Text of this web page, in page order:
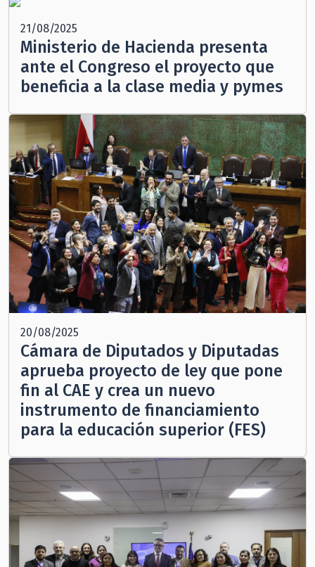
21/08/2025
Ministerio de Hacienda presenta
ante el Congreso el proyecto que
beneficia a la clase media y pymes
20/08/2025
Cámara de Diputados y Diputadas
aprueba proyecto de ley que pone
fin al CAE y crea un nuevo
instrumento de financiamiento
para la educación superior (FES)